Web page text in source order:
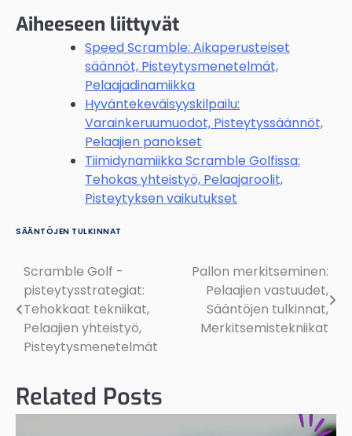
Aiheeseen liittyvät
Speed Scramble: Aikaperusteiset
säännöt, Pisteytysmenetelmät,
Pelaajadinamiikka
Hyväntekeväisyyskilpailu:
Varainkeruumuodot, Pisteytyssäännöt,
Pelaajien panokset
Tiimidynamiikka Scramble Golfissa:
Tehokas yhteistyö, Pelaajaroolit,
Pisteytyksen vaikutukset
SÄÄNTÖJEN TULKINNAT
Post
navigation
Scramble Golf -
pisteytysstrategiat:
Tehokkaat tekniikat,
Pelaajien yhteistyö,
Pisteytysmenetelmät
Pallon merkitseminen:
Pelaajien vastuudet,
Sääntöjen tulkinnat,
Merkitsemistekniikat
Related Posts